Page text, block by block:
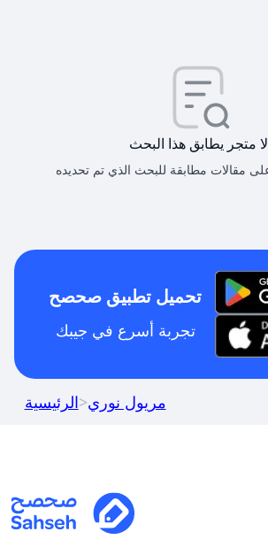
لا متجر يطابق هذا البحث
تحميل تطبيق صحصح
تجربة أسرع في جيبك
الرئيسية>مريول نوري